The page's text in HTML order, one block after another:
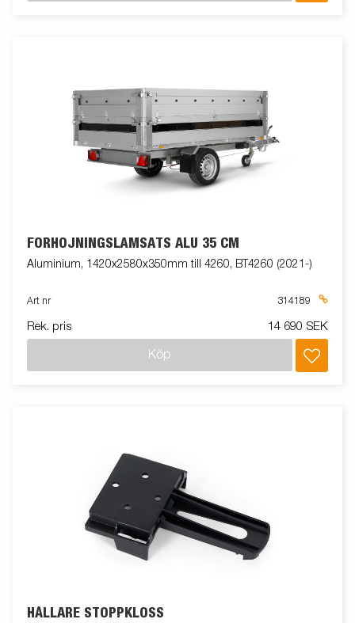
FÖRHÖJNINGSLÄMSATS ALU 35 CM
Aluminium, 1420x2580x350mm till 4260, BT4260 (2021-)
Art nr 314189
Rek. pris 14 690 SEK
Köp
HÅLLARE STOPPKLOSS